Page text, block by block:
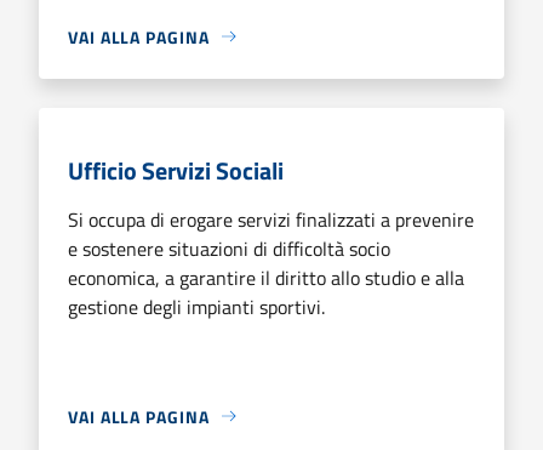
VAI ALLA PAGINA
Ufficio Servizi Sociali
Si occupa di erogare servizi finalizzati a prevenire
e sostenere situazioni di difficoltà socio
economica, a garantire il diritto allo studio e alla
gestione degli impianti sportivi.
VAI ALLA PAGINA